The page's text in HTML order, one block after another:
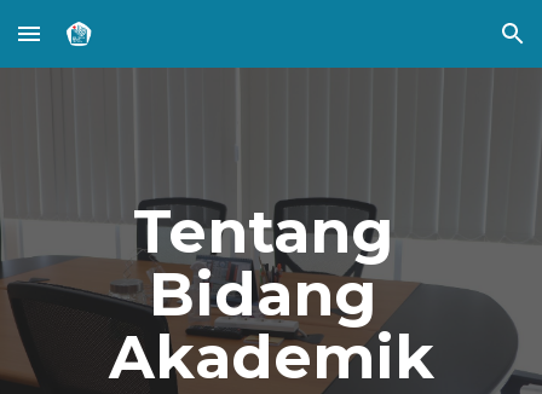
Skip to main content Skip to navigation
Tentang
Bidang
Akademik